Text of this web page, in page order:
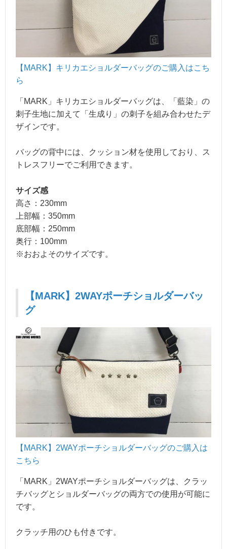
【MARK】キリカエショルダーバッグのご購入はこち
ら
「MARK」キリカエショルダーバッグは、「藍染」の
刺子生地に加えて「生成り」の刺子を組み合わせたデ
ザインです。
バッグの背中には、クッション材を使用しており、ス
トレスフリーでご利用できます。
サイズ感
高さ：230mm
上部幅：350mm
底部幅：250mm
奥行：100mm
※おおよそのサイズです。
【MARK】2WAYポーチショルダーバッ
グ
【MARK】2WAYポーチショルダーバッグのご購入は
こちら
「MARK」2WAYポーチショルダーバッグは、クラッ
チバッグとショルダーバッグの両方での使用が可能に
です。
クラッチ用のひも付きです。